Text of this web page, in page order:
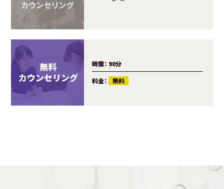
時間： 90分
料金： 無料